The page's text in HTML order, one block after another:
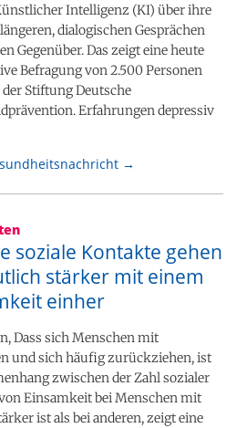
Intelligenz (KI) über ihre
dialogischen Gesprächen
Gegenüber. Das zeigt eine heute
Befragung von 2.500 Personen
der Stiftung Deutsche
Erfahrungen depressiv
→
soziale Kontakte gehen
stärker mit einem
einher
Dass sich Menschen mit
und sich häufig zurückziehen, ist
zwischen der Zahl sozialer
Einsamkeit bei Menschen mit
ist als bei anderen, zeigt eine